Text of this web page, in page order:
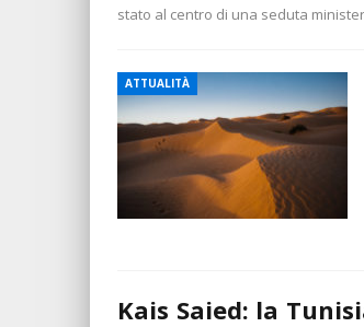
stato al centro di una seduta
ATTUALITÀ
Kais Saied: la